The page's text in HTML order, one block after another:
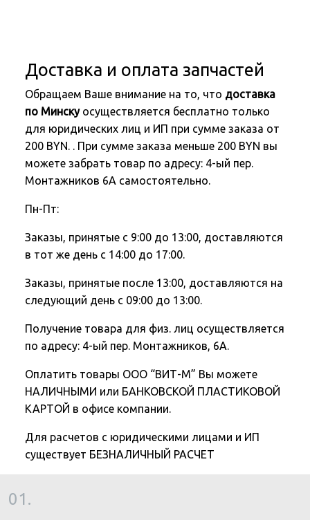
Доставка и оплата запчастей
Обращаем Ваше внимание на то, что доставка
по Минскуосуществляется бесплатно только
для юридических лиц и ИП при сумме заказа от
200 BYN. . При сумме заказа меньше 200 BYN вы
можете забрать товар по адресу: 4-ый пер.
Монтажников 6А самостоятельно.
Пн-Пт:
Заказы, принятые с 9:00 до 13:00, доставляются
в тот же день с 14:00 до 17:00.
Заказы, принятые после 13:00, доставляются на
следующий день с 09:00 до 13:00.
Получение товара для физ. лиц осуществляется
по адресу: 4-ый пер. Монтажников, 6А.
Оплатить товары ООО “ВИТ-М” Вы можете
НАЛИЧНЫМИ или БАНКОВСКОЙ ПЛАСТИКОВОЙ
КАРТОЙ в офисе компании.
Для расчетов с юридическими лицами и ИП
существует БЕЗНАЛИЧНЫЙ РАСЧЕТ
01.